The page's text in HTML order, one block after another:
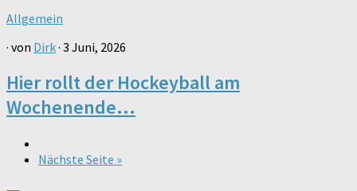
Allgemein
· von Dirk· 3 Juni, 2026
Hier rollt der Hockeyball am
Wochenende…
Nächste Seite »